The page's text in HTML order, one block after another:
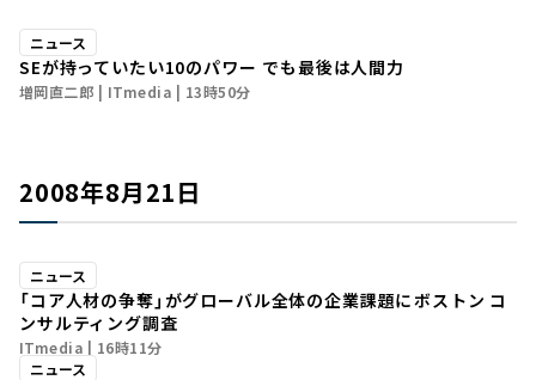
ニュース
SEが持っていたい10のパワー―― でも最後は人間力
増岡直二郎 ITmedia 13時50分
2008年8月21日
ニュース
「コア人材の争奪」がグローバル全体の企業課題に――ボストン コ
ンサルティング調査
ITmedia
16時11分
ニュース